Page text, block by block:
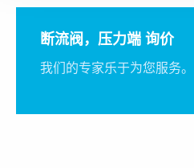
断流阀，压力端 询价
我们的专家乐于为您服务。